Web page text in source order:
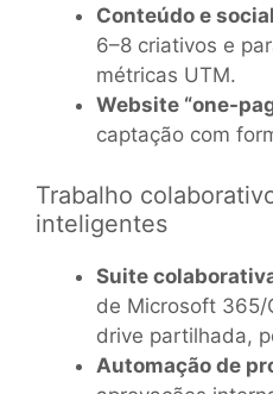
Conteúdo e social
6–8 criativos e
métricas UTM.
Website “one-
captação com
Trabalho
inteligentes
Suite
de Microsoft 365/
drive partilhada,
Automação de